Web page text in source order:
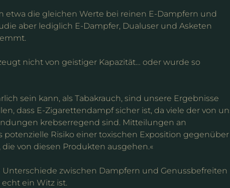
etwa die gleichen Werte bei reinen E-Dampfern und
aber lediglich E-Dampfer, Dualuser und Asketen
nicht von geistiger Kapazität… oder wurde so
sein kann, als Tabakrauch, sind unsere Ergebnisse
dass E-Zigarettendampf sicher ist, da viele der von
krebserregend sind. Mitteilungen an
Risiko einer toxischen Exposition gegenüber
von diesen Produkten ausgehen.«
Unterschiede zwischen Dampfern und Genussbefreiten
ein Witz ist.